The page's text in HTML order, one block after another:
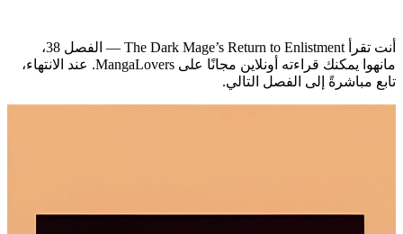
أنت تقرأ The Dark Mage’s Return to Enlistment — الفصل 38،
مانهوا يمكنك قراءته أونلاين مجانًا على MangaLovers.
عند الانتهاء،
تابع مباشرةً إلى الفصل التالي.